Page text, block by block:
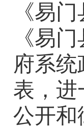
《易
《易
府系
表，进
公开和